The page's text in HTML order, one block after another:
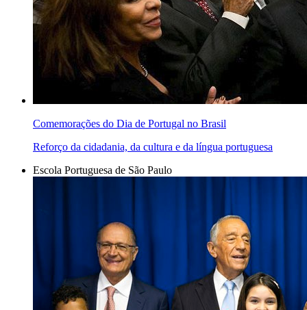
Comemorações do Dia de Portugal no Brasil
Reforço da cidadania, da cultura e da língua portuguesa
Escola Portuguesa de São Paulo